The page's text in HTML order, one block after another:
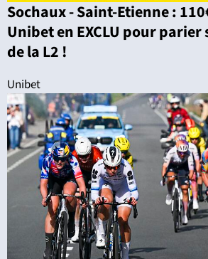
Sochaux - Saint-Etienne :
Unibet en EXCLU pour
de la L2 !
Unibet